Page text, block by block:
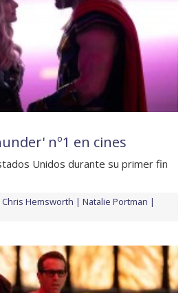
nº1 en cines
Unidos durante su primer fin
Chris Hemsworth
Natalie Portman